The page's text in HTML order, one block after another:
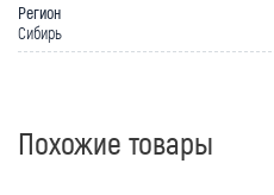
Регион
Сибирь
Похожие товары